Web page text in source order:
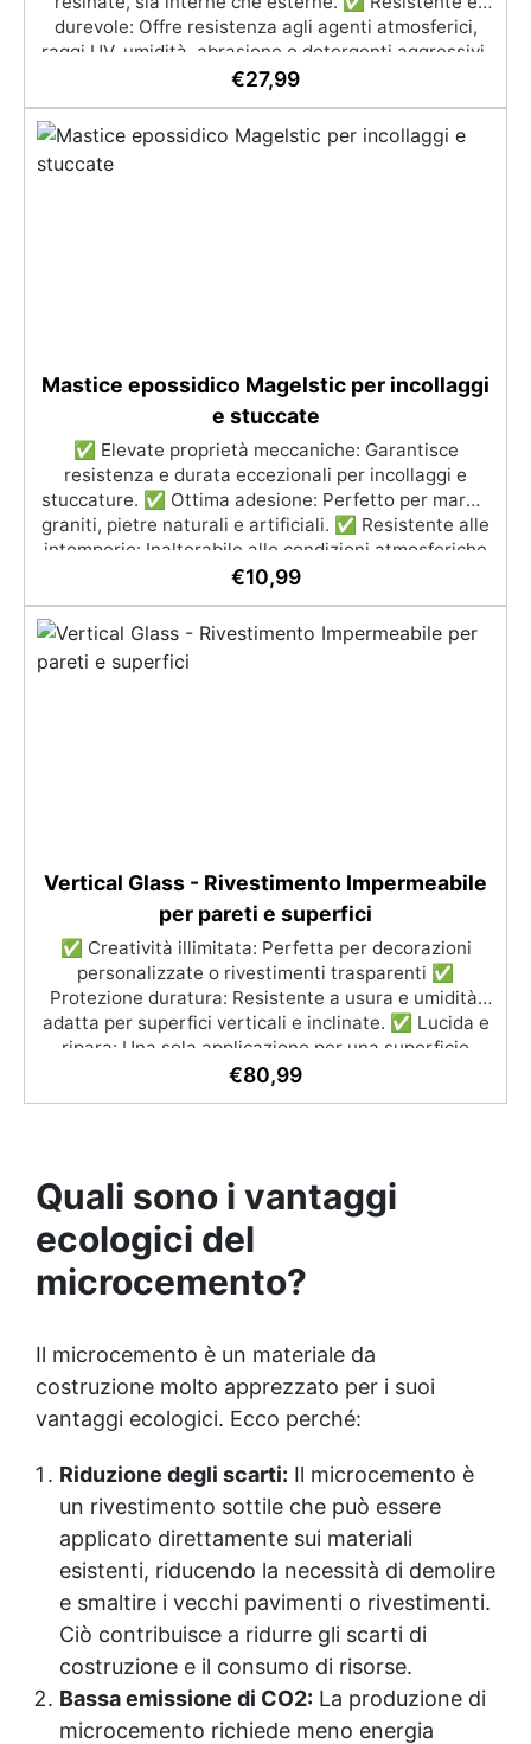
consigliato: 0,2 kg/m². Si prega di rispettare questa
indicazione, poiché la quantità del prodotto è
calcolata in base a questo consumo. ​
durevole: Offre resistenza agli agenti atmosferici,
raggi UV, umidità, abrasione e detergenti aggressivi.
✅ Finitura satinata ed estetica elegante: Disponibile
traspirante e resistente. ✅ Facile applicazione e
manutenzione: Monocomponente, si applica
facilmente e garantisce una pulizia semplice e
€27,99
Mastice epossidico Magelstic per incollaggi
e stuccate
✅ Elevate proprietà meccaniche: Garantisce
resistenza e durata eccezionali per incollaggi e
stuccature. ✅ Ottima adesione: Perfetto per marmi,
graniti, pietre naturali e artificiali. ✅ Resistente alle
intemperie: Inalterabile alle condizioni atmosferiche
e resistente agli UV. ✅ Applicazioni verticali: Ideale
✅ Facile da usare: Miscelazione semplice con
rapporto 100:50 per risultati ottimali.
€10,99
Vertical Glass - Rivestimento Impermeabile
per pareti e superfici
✅ Creatività illimitata: Perfetta per decorazioni
personalizzate o rivestimenti trasparenti ✅
Protezione duratura: Resistente a usura e umidità,
adatta per superfici verticali e inclinate. ✅ Lucida e
ripara: Una sola applicazione per una superficie
brillante, liscia e protetta dalle infiltrazioni ✅
spessore) La confezione contiene: Vertical Glass A 2
kg + 1.4 kg Vertical Glass B
€80,99
Quali sono i vantaggi
ecologici del
microcemento?
Il microcemento è un materiale da
costruzione molto apprezzato per i suoi
vantaggi ecologici. Ecco perché:
Riduzione degli scarti: Il microcemento è
un rivestimento sottile che può essere
applicato direttamente sui materiali
esistenti, riducendo la necessità di demolire
e smaltire i vecchi pavimenti o rivestimenti.
Ciò contribuisce a ridurre gli scarti di
costruzione e il consumo di risorse.
Bassa emissione di CO2: La produzione di
microcemento richiede meno energia